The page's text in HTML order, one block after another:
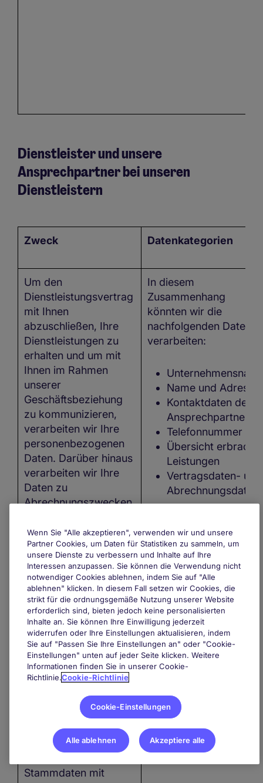
Dienstleister und unsere
Ansprechpartner bei unseren
Dienstleistern
Zweck Datenkategorien
Um den
Dienstleistungsvertrag
mit Ihnen
abzuschließen, Ihre
Dienstleistungen zu
erhalten und um mit
Ihnen im Rahmen
unserer
Geschäftsbeziehung
zu kommunizieren,
verarbeiten wir Ihre
personenbezogenen
Daten. Darüber hinaus
verarbeiten wir Ihre
Daten zu
Abrechnungszwecken.
In diesem
Zusammenhang
könnten wir die
nachfolgenden Daten
verarbeiten:
Name und Adresse
Kontaktdaten der
Ansprechpartner
Telefonnummer
Übersicht
Leistungen
Vertragsdaten- und
Abrechnungsdaten
Wir verarbeiten Ihre
personenbezogenen
Daten, umIhre
Eignung als Lieferant
für uns zu prüfen.
ZurEinhaltung
gesetzlicher
Vorschriftengleichen
wir in sehr begrenzten
Fällen und nur soweit
wir gesetzlich dazu
Stammdaten mit
In diesem
Zusammenhang
könnten wir die
nachfolgenden Daten
verarbeiten:
Kontaktdaten der
Ansprechpartner
Telefonnummer
Referenzen
Wenn Sie "Alle akzeptieren", verwenden wir und unsere
Partner Cookies, um Daten für Statistiken zu sammeln, um
unsere Dienste zu verbessern und Inhalte auf Ihre
Interessen anzupassen. Sie können die Verwendung nicht
notwendiger Cookies ablehnen, indem Sie auf "Alle
ablehnen" klicken. In diesem Fall setzen wir Cookies, die
strikt für die ordnungsgemäße Nutzung unserer Website
erforderlich sind, bieten jedoch keine personalisierten
Inhalte an. Sie können Ihre Einwilligung jederzeit
widerrufen oder Ihre Einstellungen aktualisieren, indem
Sie auf "Passen Sie Ihre Einstellungen an" oder "Cookie-
Einstellungen" unten auf jeder Seite klicken. Weitere
Informationen finden Sie in unserer Cookie-
Richtlinie.Cookie-Richtlinie
Cookie-Einstellungen
Alle ablehnen Akzeptiere alle